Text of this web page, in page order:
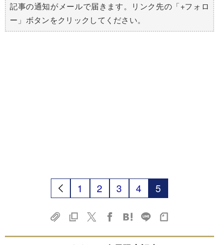
記事の通知がメールで届きます。リンク先の「+フォロ
ー」ボタンをクリックしてください。
1 2 3 4 5